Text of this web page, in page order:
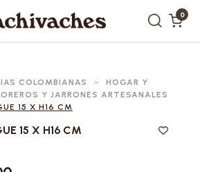
0
COLOMBIANAS >
HOGAR Y
Y JARRONES ARTESANALES
15 X H16 CM
15 X H16 CM